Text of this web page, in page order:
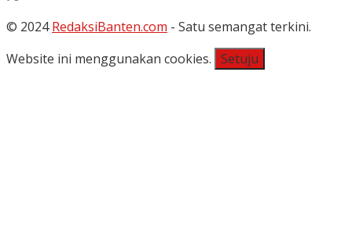
© 2024RedaksiBanten.com - Satu semangat terkini.
Website ini menggunakan cookies. Setuju